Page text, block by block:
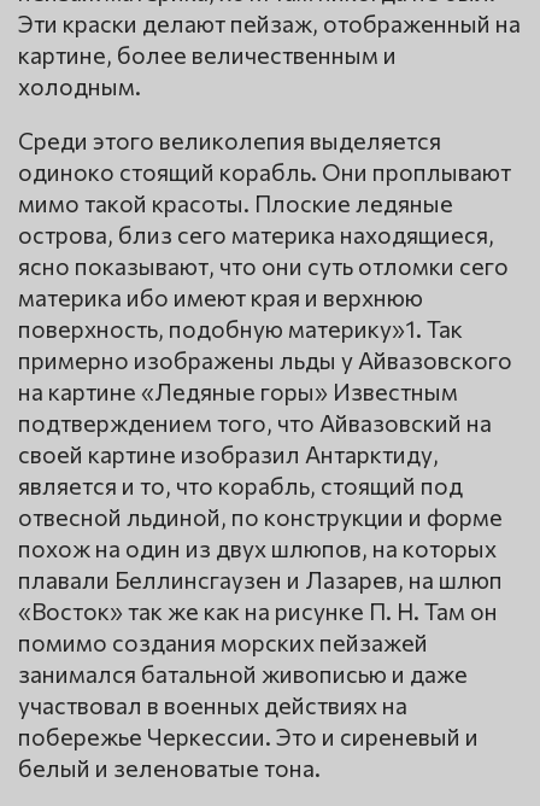
Эти краски делают пейзаж, отображенный на
картине, более величественным и
холодным.
Среди этого великолепия выделяется
одиноко стоящий корабль. Они проплывают
мимо такой красоты. Плоские ледяные
острова, близ сего материка находящиеся,
ясно показывают, что они суть отломки сего
материка ибо имеют края и верхнюю
поверхность, подобную материку»1. Так
примерно изображены льды у Айвазовского
на картине «Ледяные горы» Известным
подтверждением того, что Айвазовский на
своей картине изобразил Антарктиду,
является и то, что корабль, стоящий под
отвесной льдиной, по конструкции и форме
похож на один из двух шлюпов, на которых
плавали Беллинсгаузен и Лазарев, на шлюп
«Восток» так же как на рисунке П. Н. Там он
помимо создания морских пейзажей
занимался батальной живописью и даже
участвовал в военных действиях на
побережье Черкессии. Это и сиреневый и
белый и зеленоватые тона.